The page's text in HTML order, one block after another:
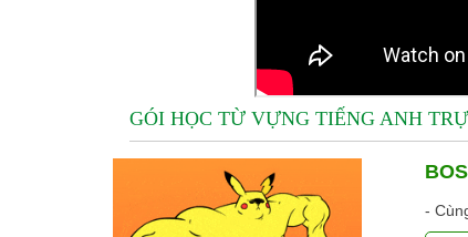
GÓI HỌC TỪ VỰNG TIẾNG ANH
-